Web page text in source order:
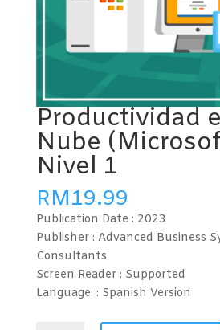
Productividad
Nube
Nivel 1
RM19.99
Publication Date : 2023
Publisher : Advanced Business
Consultants
Screen Reader : Supported
Language: : Spanish Version